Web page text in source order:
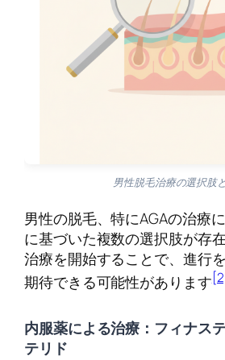
男性脱毛治療の選択肢
男性の脱毛、特にAGAの治療
に基づいた複数の選択肢が存
治療を開始することで、進行
期待できる可能性があります
内服薬による治療：フィナス
テリド